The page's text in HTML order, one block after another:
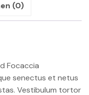
(0)
Focaccia
senectus et netus
Vestibulum tortor